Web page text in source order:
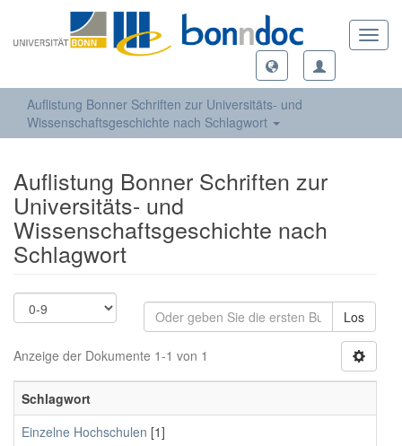
Auflistung Bonner Schriften zur Universitäts- und
Wissenschaftsgeschichte nach Schlagwort
Auflistung Bonner Schriften zur
Universitäts- und
Wissenschaftsgeschichte nach
Schlagwort
Los
Anzeige der Dokumente 1-1 von 1
Schlagwort
Einzelne Hochschulen [1]